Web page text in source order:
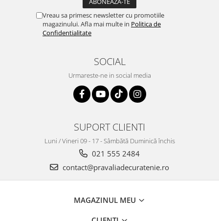
Vreau sa primesc newsletter cu promotiile
magazinului. Afla mai multe in Politica de
Confidentialitate
SOCIAL
Urmareste-ne in social media
SUPORT CLIENTI
Luni / Vineri 09 - 17 - Sâmbătă Duminică închis
021 555 2484
contact@pravaliadecuratenie.ro
MAGAZINUL MEU